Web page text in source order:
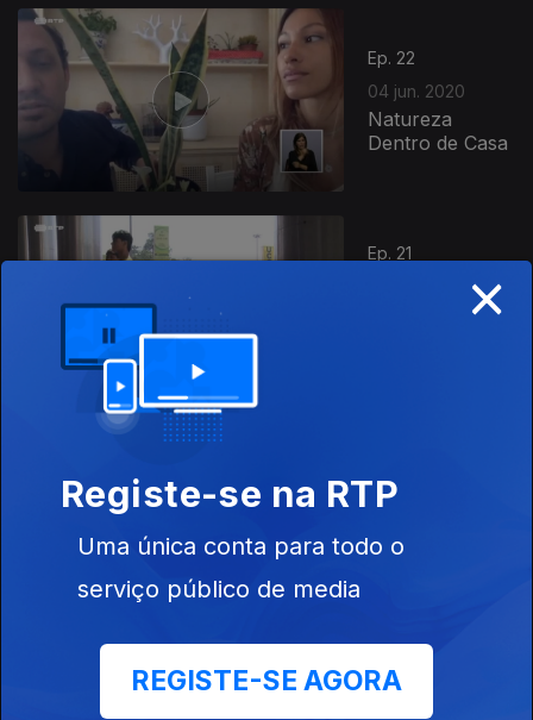
Ep. 22
04 jun. 2020
Natureza
Dentro de Casa
Ep. 21
Semente: O
Alterações
Alterações
Ep. 19
×
Registe-se na RTP
Uma única conta para todo o
serviço público de media
REGISTE-SE AGORA